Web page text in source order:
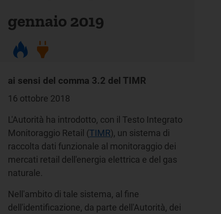
gennaio 2019
ai sensi del comma 3.2 del TIMR
16 ottobre 2018
L'Autorità ha introdotto, con il Testo Integrato
Monitoraggio Retail (TIMR), un sistema di
raccolta dati funzionale al monitoraggio dei
mercati retail dell'energia elettrica e del gas
naturale.
Nell'ambito di tale sistema, al fine
dell'identificazione, da parte dell'Autorità, dei